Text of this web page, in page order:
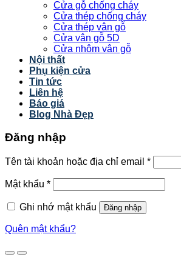
Cửa gỗ chống cháy
Cửa thép chống cháy
Cửa thép vân gỗ
Cửa vân gỗ 5D
Cửa nhôm vân gỗ
Nội thất
Phụ kiện cửa
Tin tức
Liên hệ
Báo giá
Blog Nhà Đẹp
Đăng nhập
Tên tài khoản hoặc địa chỉ email *
Mật khẩu *
Ghi nhớ mật khẩu Đăng nhập
Quên mật khẩu?